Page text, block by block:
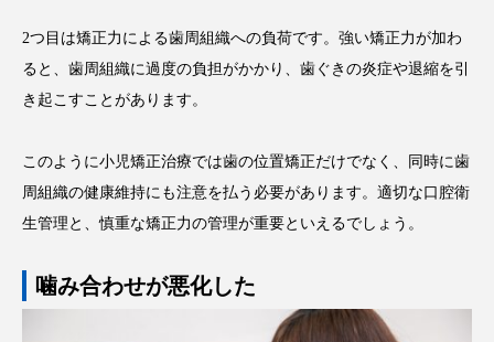
2つ目は矯正力による歯周組織への負荷です。強い矯正力が加わ
ると、歯周組織に過度の負担がかかり、歯ぐきの炎症や退縮を引
き起こすことがあります。
このように小児矯正治療では歯の位置矯正だけでなく、同時に歯
周組織の健康維持にも注意を払う必要があります。適切な口腔衛
生管理と、慎重な矯正力の管理が重要といえるでしょう。
噛み合わせが悪化した